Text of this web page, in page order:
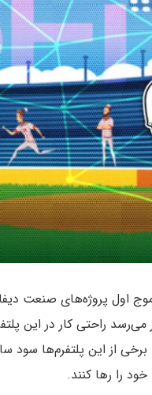
می‌رسد راحتی کار در
از این پلتفرم‌ها سود
را رها کنند.